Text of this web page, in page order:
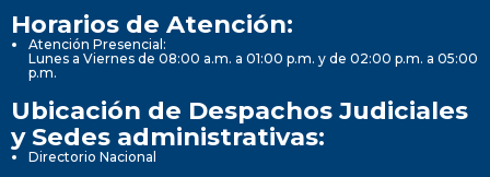
Horarios de Atención:
Atención Presencial:
Lunes a Viernes de 08:00 a.m. a 01:00 p.m. y de 02:00 p.m. a 05:00
p.m.
Ubicación de Despachos Judiciales
y Sedes administrativas:
Directorio Nacional